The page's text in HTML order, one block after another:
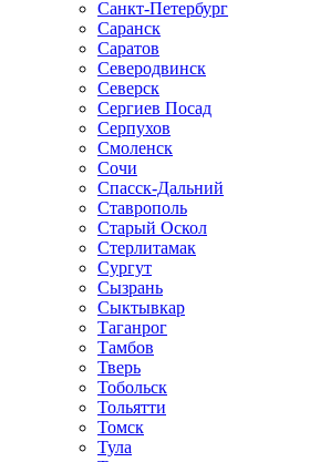
Санкт-Петербург
Саранск
Саратов
Северодвинск
Северск
Сергиев Посад
Серпухов
Смоленск
Сочи
Спасск-Дальний
Ставрополь
Старый Оскол
Стерлитамак
Сургут
Сызрань
Сыктывкар
Таганрог
Тамбов
Тверь
Тобольск
Тольятти
Томск
Тула